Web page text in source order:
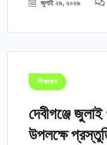
জুলাই ২৯, ২০২৬
শিক্ষাঙ্গন
দেবীগঞ্জে
উপলক্ষে